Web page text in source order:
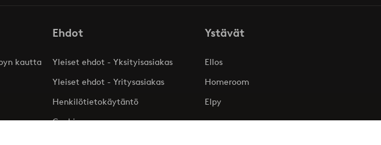
kautta
Ehdot
Yleiset ehdot - Yksityisasiakas
Yleiset ehdot - Yritysasiakas
Henkilötietokäytäntö
Cookies
Ystävät
Ellos
Homeroom
Elpy